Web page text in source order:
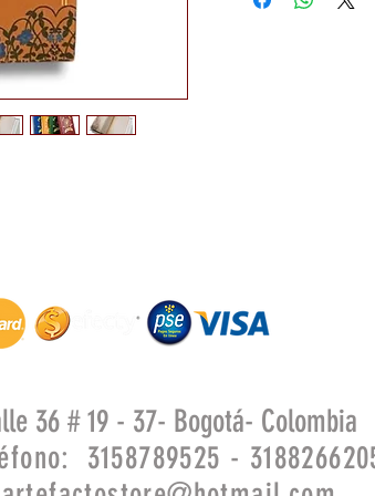
36 # 19 - 37- Bogotá- Colombia
3158789525 -